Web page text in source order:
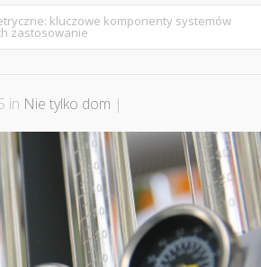
kluczowe komponenty systemów
zastosowanie
in Nie tylko dom |